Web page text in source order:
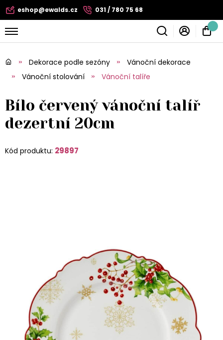
eshop@ewalds.cz 031 / 780 75 68
Dekorace podle sezóny
Vánoční dekorace
Vánoční stolování
Vánoční talíře
Bílo červený vánoční talíř
dezertní 20cm
Kód produktu: 29897